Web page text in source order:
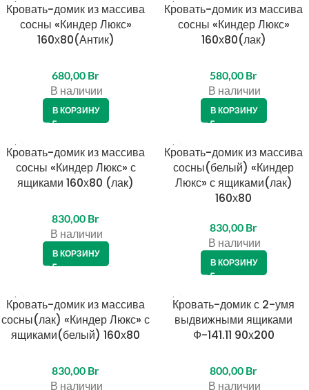
Кровать-домик из массива
сосны «Киндер Люкс»
160х80(Антик)
680,00 Br
В наличии
В КОРЗИНУ
Кровать-домик из массива
сосны «Киндер Люкс»
160х80(лак)
580,00 Br
В наличии
В КОРЗИНУ
Кровать-домик из массива
сосны «Киндер Люкс» с
ящиками 160х80 (лак)
830,00 Br
В наличии
В КОРЗИНУ
Кровать-домик из массива
сосны(белый) «Киндер
Люкс» с ящиками(лак)
160х80
830,00 Br
В наличии
В КОРЗИНУ
Кровать-домик из массива
сосны(лак) «Киндер Люкс» с
ящиками(белый) 160х80
830,00 Br
В наличии
КРЕДИТ 4%
Кровать-домик с 2-умя
выдвижными ящиками
Ф-141.11 90х200
800,00 Br
В наличии